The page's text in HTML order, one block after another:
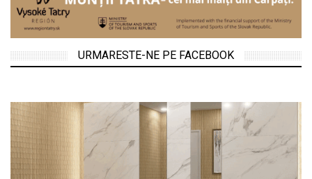
URMARESTE-NE PE FACEBOOK